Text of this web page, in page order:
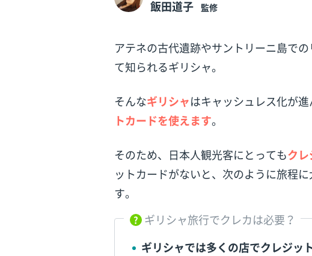
飯田道子 監修
アテネの古代遺跡やサントリーニ島で
て知られるギリシャ。
そんなギリシャはキャッシュレス化が進
トカードを使えます。
そのため、日本人観光客にとってもク
ットカードがないと、次のように旅程
す。
ギリシャ旅行でクレカは必要？
ギリシャでは多くの店でクレジッ